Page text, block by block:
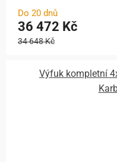
Do 20 dnů
36 472 Kč
34 648 Kč
Výfuk kompletní